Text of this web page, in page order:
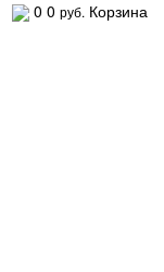
0 0 руб. Корзина